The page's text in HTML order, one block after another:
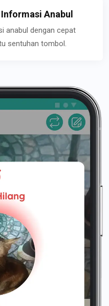
Anabul
anabul dengan cepat
sentuhan tombol.